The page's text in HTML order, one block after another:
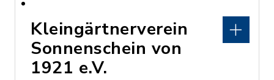
Kleingärtnerverein
Sonnenschein von
1921 e.V.